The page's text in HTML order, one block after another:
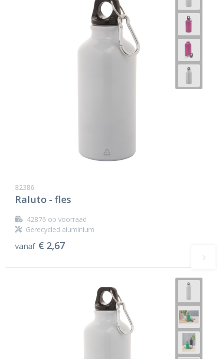
82386
Raluto - fles
42876 op voorraad
Gerecycled aluminium
vanaf € 2,67